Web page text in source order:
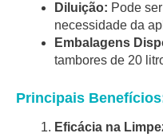
Diluição: Pode
necessidade da
Embalagens
tambores de 20
Principais
Eficácia na